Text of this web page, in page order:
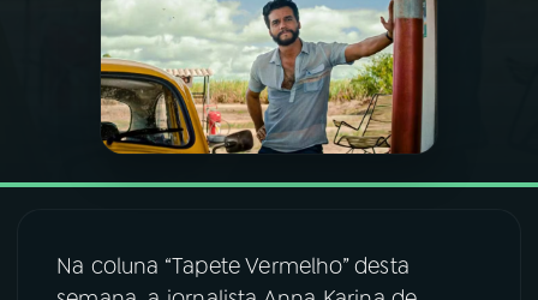
PROGRAMAS
PODCASTS
Na coluna “Tapete Vermelho” desta